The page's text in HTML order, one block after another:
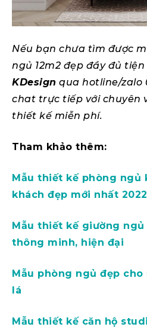
Nếu bạn chưa tìm được
ngủ 12m2 đẹp đầy đủ
KDesign qua hotline/zalo
chat trực tiếp với chuyên
thiết kế miễn phí.
Tham khảo thêm:
Mẫu thiết kế phòng ngủ
khách đẹp mới nhất 2022
Mẫu thiết kế giường
thông minh, hiện đại
Mẫu phòng ngủ đẹp cho
lá
Mẫu thiết kế căn hộ